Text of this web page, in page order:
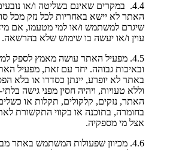
4.4. במקרים שאינם בשליטה ו/או
האתר לא יישא באחריות לכל נזק מכל
שיגרם למשתמש ו/או למי מטעמו, אם
עוין ו/או יעשה בו שימוש שלא בהרשאה.
4.5. מפעיל האתר עושה מאמץ לספק
ובאיכות גבוהה. יחד עם זאת, מפעיל
באתר לא יופרע, יינתן כסדרו או בלא
וללא טעויות, ויהיה חסין מפני גישה
האתר, נזקים, קלקולים, תקלות או
בחומרה, בתוכנה או בקווי התקשורת
אצל מי מספקיה.
4.6. מכיוון שפעולות המשתמש באתר